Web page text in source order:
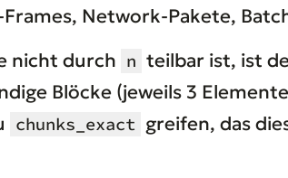
Network-Pakete,
nicht durch n teilbar ist, ist
Blöcke (jeweils 3
chunks_exact greifen, das